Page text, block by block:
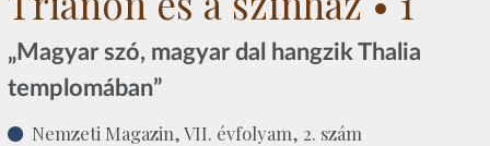
„Magyar szó, magyar dal hangzik Thalia
templomában”
Nemzeti Magazin, VII. évfolyam, 2. szám